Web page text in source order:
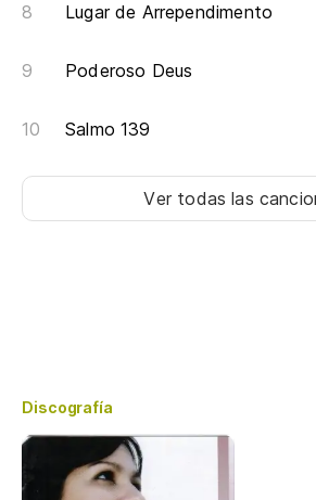
Lugar de Arrependimento
Poderoso Deus
Salmo 139
Ver todas las
Discografía